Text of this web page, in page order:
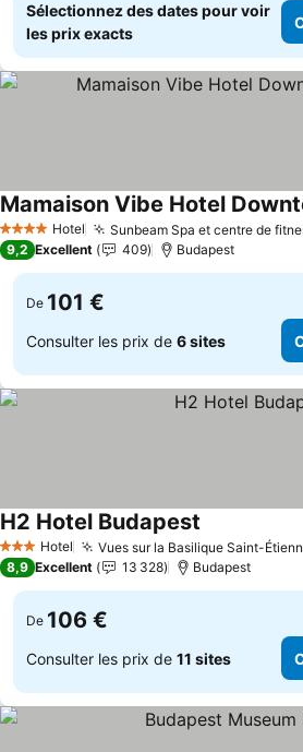
Sélectionnez des dates pour voir
les prix exacts
4 Étoiles Hotel Sunbeam Spa et centre de
Mamaison Vibe Hotel
9,2 Excellent 409 Budapest
De 101 €
Consulter les prix de 6 sites
3 ÉtoilesHotel Vues sur la Basilique Saint-
H2 Hotel Budapest Consulter
8,9 Excellent 13 328 Budapest
De 106 €
Consulter les prix de 11 sites